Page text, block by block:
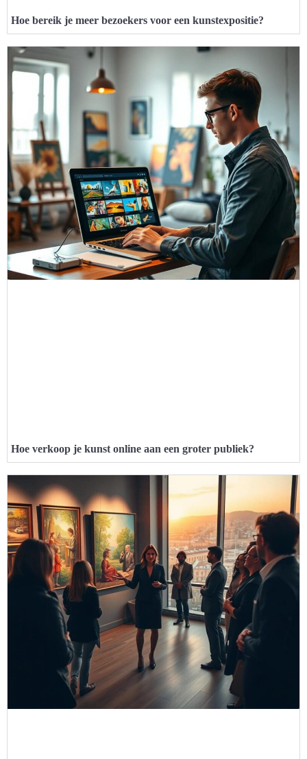
Hoe bereik je meer bezoekers voor een kunstexpositie?
Hoe verkoop je kunst online aan een groter publiek?